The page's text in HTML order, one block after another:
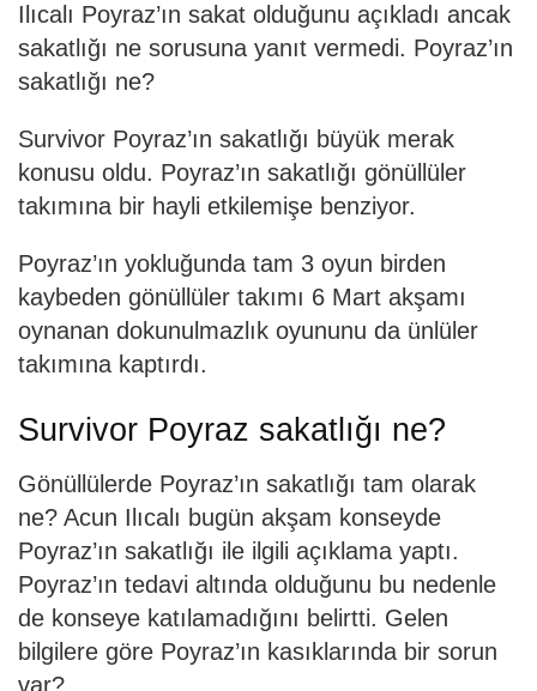
Ilıcalı Poyraz’ın sakat olduğunu açıkladı ancak
sakatlığı ne sorusuna yanıt vermedi. Poyraz’ın
sakatlığı ne?
Survivor Poyraz’ın sakatlığı büyük merak
konusu oldu. Poyraz’ın sakatlığı gönüllüler
takımına bir hayli etkilemişe benziyor.
Poyraz’ın yokluğunda tam 3 oyun birden
kaybeden gönüllüler takımı 6 Mart akşamı
oynanan dokunulmazlık oyununu da ünlüler
takımına kaptırdı.
Survivor Poyraz sakatlığı ne?
Gönüllülerde Poyraz’ın sakatlığı tam olarak
ne? Acun Ilıcalı bugün akşam konseyde
Poyraz’ın sakatlığı ile ilgili açıklama yaptı.
Poyraz’ın tedavi altında olduğunu bu nedenle
de konseye katılamadığını belirtti. Gelen
bilgilere göre Poyraz’ın kasıklarında bir sorun
var?